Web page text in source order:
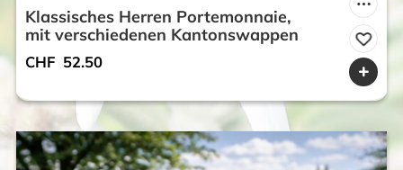
Klassisches Herren Portemonnaie,
mit verschiedenen Kantonswappen
CHF 52.50